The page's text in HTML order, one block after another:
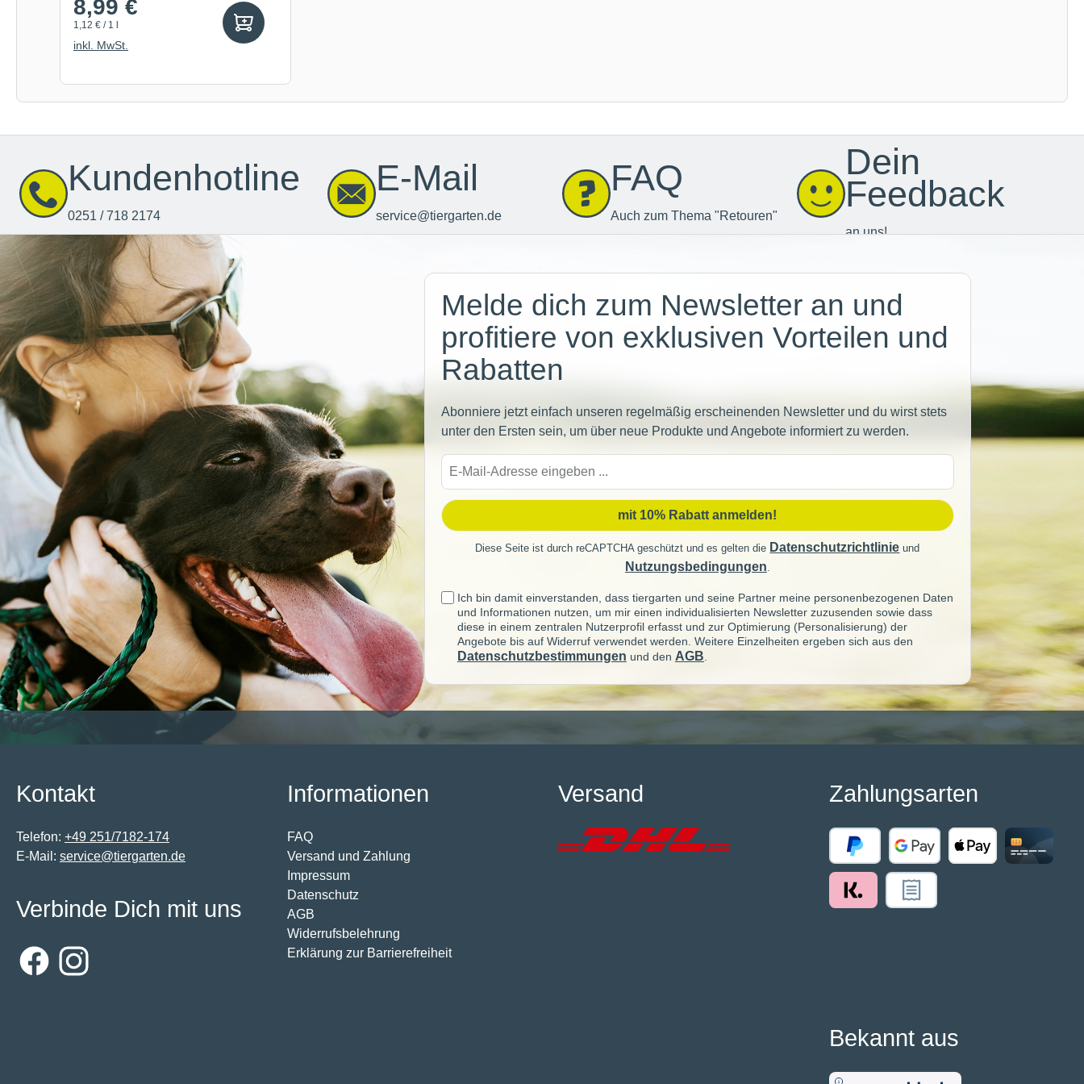
8,99 €
1,12 € / 1 l
inkl. MwSt.
Kundenhotline
0251 / 718 2174
E-Mail
service@tiergarten.de
FAQ
Auch zum Thema "Retouren"
Dein
Feedback
an uns!
Melde dich zum Newsletter an und
profitiere von exklusiven Vorteilen und
Rabatten
Abonniere jetzt einfach unseren regelmäßig erscheinenden Newsletter und du wirst stets
unter den Ersten sein, um über neue Produkte und Angebote informiert zu werden.
Adresse
mit 10% Rabatt anmelden!
Diese Seite ist durch reCAPTCHA geschützt und es gelten die Datenschutzrichtlinie und
Nutzungsbedingungen.
Ich bin damit einverstanden, dass tiergarten und seine Partner meine personenbezogenen Daten
und Informationen nutzen, um mir einen individualisierten Newsletter zuzusenden sowie dass
diese in einem zentralen Nutzerprofil erfasst und zur Optimierung (Personalisierung) der
Angebote bis auf Widerruf verwendet werden. Weitere Einzelheiten ergeben sich aus den
Datenschutzbestimmungen und den AGB.
Kontakt
Telefon: +49 251/7182-174
E-Mail: service@tiergarten.de
Informationen
FAQ
Versand und Zahlung
Impressum
Datenschutz
AGB
Widerrufsbelehrung
Erklärung zur Barrierefreiheit
Versand Zahlungsarten
Verbinde Dich mit uns
FacebookInstagram
Bekannt aus